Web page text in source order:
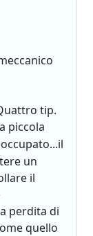
tip.
piccola
un
il
perdita di
quello